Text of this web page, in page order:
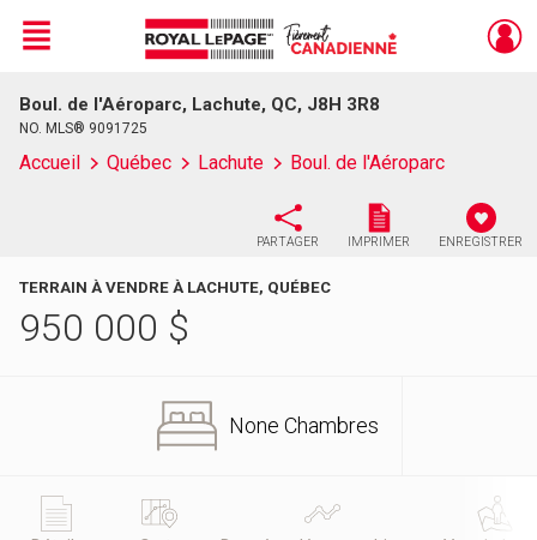
Live
En Direct
Menu
Boul. de l'Aéroparc, Lachute, QC, J8H 3R8
NO. MLS® 9091725
Accueil Québec Lachute Boul. de l'Aéroparc
PARTAGER IMPRIMER ENREGISTRER
TERRAIN À VENDRE À LACHUTE, QUÉBEC
950 000 $
None Chambres